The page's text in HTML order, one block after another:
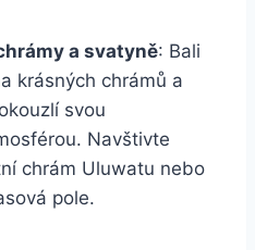
a svatyně: Bali
krásných chrámů a
svou
Navštivte
chrám Uluwatu nebo
pole.